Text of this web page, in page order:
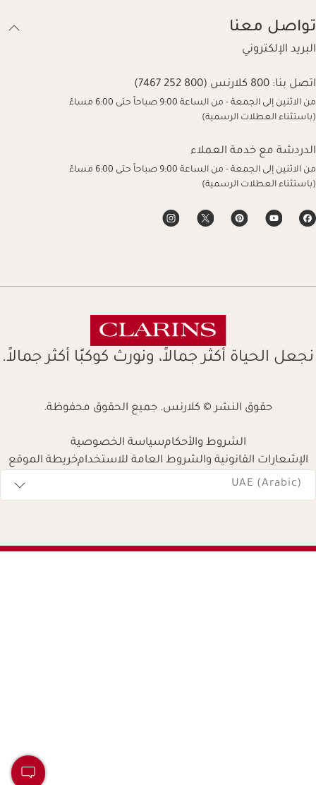
تواصل معنا
البريد الإلكتروني
اتصل بنا: 800 كلارنس (800 252 7467)
من الاثنين إلى الجمعة - من الساعة 9:00 صباحاً حتى 6:00 مساءً
(باستثناء العطلات الرسمية)
الدردشة مع خدمة العملاء
من الاثنين إلى الجمعة - من الساعة 9:00 صباحاً حتى 6:00 مساءً
(باستثناء العطلات الرسمية)
نجعل الحياة أكثر جمالاً، ونورث كوكبًا أكثر جمالاً.
حقوق النشر © كلارنس. جميع الحقوق محفوظة.
الشروط والأحكامسياسة الخصوصية
الإشعارات القانونية والشروط العامة للاستخدامخريطة الموقع
Navigates to
UAE (Arabic)